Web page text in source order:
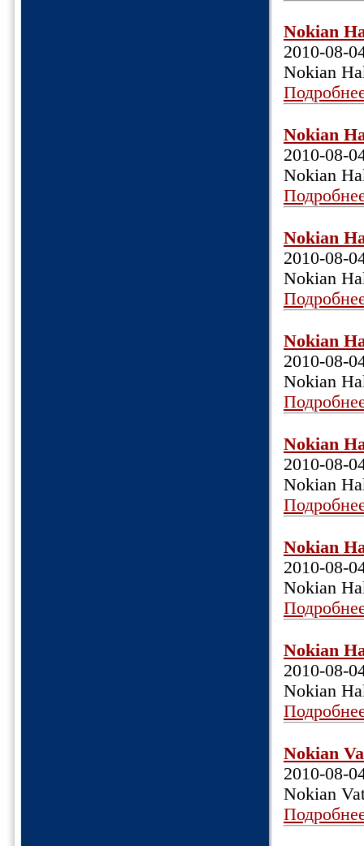
Nokian
2010-08-
Nokian
Nokian
2010-08-
Nokian
Nokian
2010-08-
Nokian
Nokian
2010-08-
Nokian
Nokian
2010-08-
Nokian
Nokian
2010-08-
Nokian
Nokian
2010-08-
Nokian
Nokian
2010-08-
Nokian